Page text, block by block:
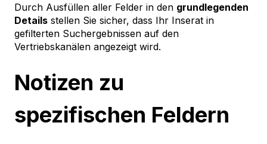
Durch Ausfüllen aller Felder in den grundlegenden
Details stellen Sie sicher, dass Ihr Inserat in
gefilterten Suchergebnissen auf den
Vertriebskanälen angezeigt wird.
Notizen zu
spezifischen Feldern